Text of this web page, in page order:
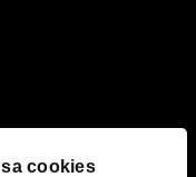
cookies